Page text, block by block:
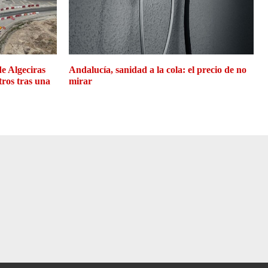
Algeciras
tras una
Andalucía, sanidad a la cola: el precio de no
mirar